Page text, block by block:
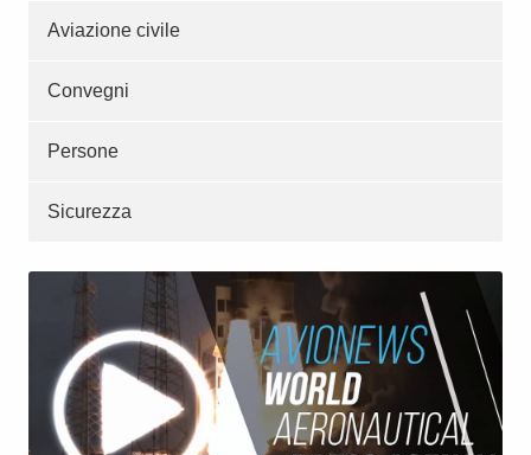
Aviazione civile
Convegni
Persone
Sicurezza